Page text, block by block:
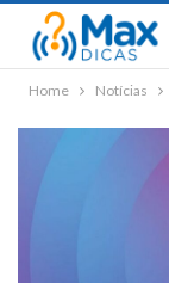
Home Notícias